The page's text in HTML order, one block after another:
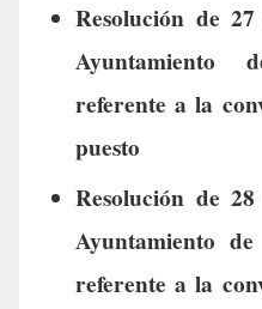
Resolución de
Ayuntamiento
referente a la
puesto
Resolución de
Ayuntamiento
referente a la